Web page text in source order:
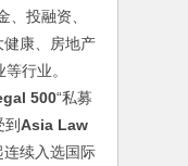
投融资、
康、房地产
行业。
500“私募
到Asia Law
续入选国际